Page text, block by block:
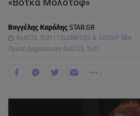
Βαγγέλης ΚαράληςSTAR.GR
04.07.23, 15:01
CELEBRITIES & GOSSIP ΝΕΑ
Πρώτη Δημοσίευση: 04.07.23, 15:01